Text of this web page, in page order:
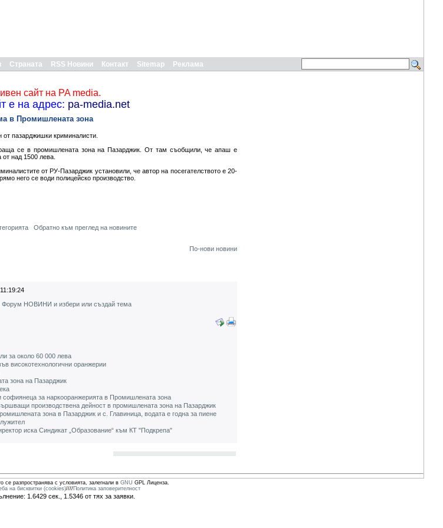
Страната RSS Новини Контакт Sitemap Реклама
сайт на PA media.
е на адрес: pa-media.net
в Промишлената зона
пазарджишки криминалисти.
се в промишлената зона на Пазарджик. От там съобщили, че апаш е
над 1500 лева.
от РУ-Пазарджик установили, че автор на посегателството е 20-
него се води полицейско производство.
Обратно към преглед на новините
По-нови новини
Форум НОВИНИ и избери или създай тема
за около 60 000 лева
високотехнологични оранжерии
зона на Пазарджик
софиянеца за наркооранжерията в Промишлената зона
производствена дейност в промишлената зона на Пазарджик
зона в Пазарджик и с. Главиница, водата е годна за пиене
иска Синдикат „Образование“ към КТ "Подкрепа"
се разпространява с условията, залегнали в GNU GPL Лиценза.
на бисквитки (cookies)////Политика заповерителност
1.6429 сек., 1.5346 от тях за заявки.